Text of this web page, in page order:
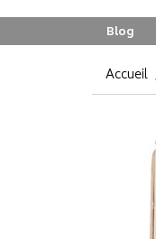
Blog
Accueil